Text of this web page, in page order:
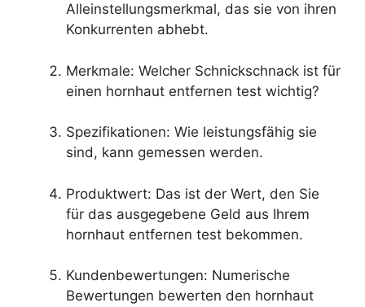
Alleinstellungsmerkmal, das sie von ihren
Konkurrenten abhebt.
Merkmale: Welcher Schnickschnack ist für
einen hornhaut entfernen test wichtig?
Spezifikationen: Wie leistungsfähig sie
sind, kann gemessen werden.
Produktwert: Das ist der Wert, den Sie
für das ausgegebene Geld aus Ihrem
hornhaut entfernen test bekommen.
Kundenbewertungen: Numerische
Bewertungen bewerten den hornhaut